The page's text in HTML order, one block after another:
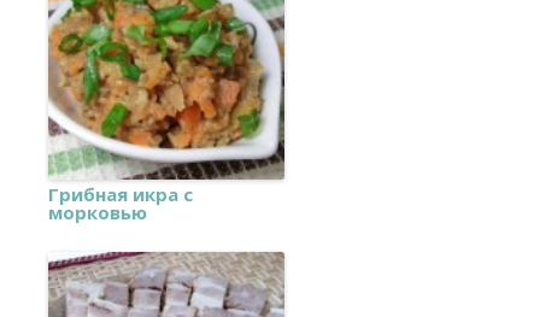
Грибная икра с
морковью